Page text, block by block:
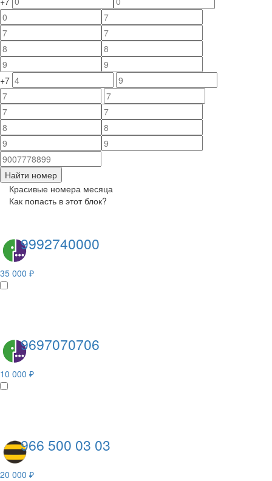
+7
Найти номер
Красивые номера месяца
Как попасть в этот блок?
9992740000
35 000 ₽
9697070706
10 000 ₽
966 500 03 03
20 000 ₽